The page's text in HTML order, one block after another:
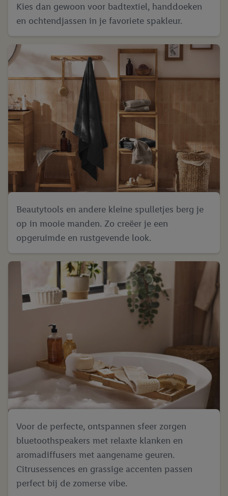
Kies dan gewoon voor badtextiel, handdoeken
en ochtendjassen in je favoriete spakleur.
Beautytools en andere kleine spulletjes berg je
op in mooie manden. Zo creëer je een
opgeruimde en rustgevende look.
Voor de perfecte, ontspannen sfeer zorgen
bluetoothspeakers met relaxte klanken en
aromadiffusers met aangename geuren.
Citrusessences en grassige accenten passen
perfect bij de zomerse vibe.